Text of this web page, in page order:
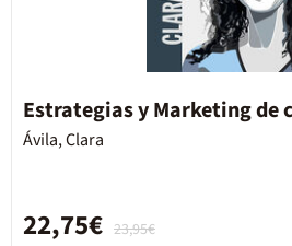
Estrategias y Marketing de
Ávila, Clara
23,95€
22,75€